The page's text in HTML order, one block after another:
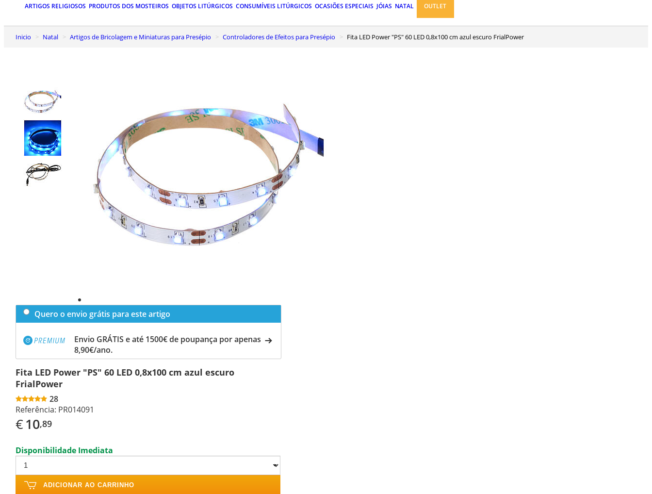
ARTIGOS RELIGIOSOS PRODUTOS DOS MOSTEIROS OBJETOS LITÚRGICOS CONSUMÍVEIS LITÚRGICOS OCASIÕES ESPECIAIS JÓIAS NATAL OUTLET
Inicio Natal Artigos de Bricolagem e Miniaturas para Presépio Controladores de Efeitos para Presépio Fita LED Power "PS" 60 LED 0,8x100 cm azul escuro FrialPower
Quero o envio grátis para este artigo
Envio GRÁTIS e até 1500€ de poupança por apenas
8,90€/ano.
Fita LED Power "PS" 60 LED 0,8x100 cm azul escuro
FrialPower
28
Referência: PR014091
€10,89
Disponibilidade Imediata
ADICIONAR AO CARRINHO